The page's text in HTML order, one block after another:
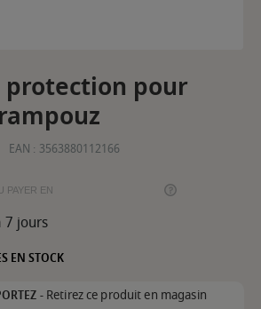
protection pour
EAN : 3563880112166
PAYER EN
7 jours
EN STOCK
-Retirez ce produit en magasin